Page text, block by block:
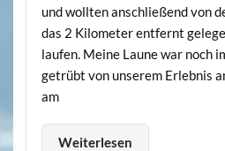
und wollten anschließend von
das 2 Kilometer entfernt
laufen. Meine Laune war noch
getrübt von unserem Erlebnis
am
Weiterlesen